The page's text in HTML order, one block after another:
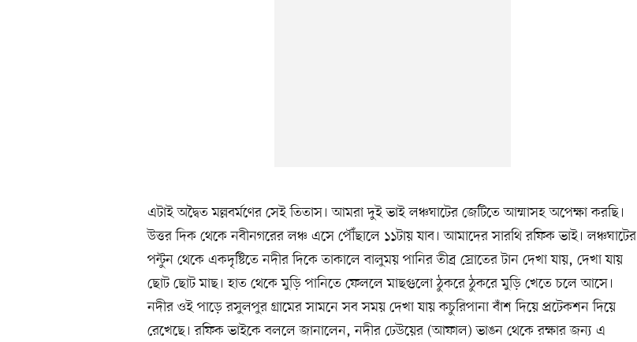
এটাই অদ্বৈত মল্লবর্মণের সেই তিতাস। আমরা দুই ভাই লঞ্চঘাটের জেটিতে আম্মাসহ অপেক্ষা করছি।
উত্তর দিক থেকে নবীনগরের লঞ্চ এসে পৌঁছালে ১১টায় যাব। আমাদের সারথি রফিক ভাই। লঞ্চঘাটের
পন্টুন থেকে একদৃষ্টিতে নদীর দিকে তাকালে বালুময় পানির তীব্র স্রোতের টান দেখা যায়, দেখা যায়
ছোট ছোট মাছ। হাত থেকে মুড়ি পানিতে ফেললে মাছগুলো ঠুকরে ঠুকরে মুড়ি খেতে চলে আসে।
নদীর ওই পাড়ে রসুলপুর গ্রামের সামনে সব সময় দেখা যায় কচুরিপানা বাঁশ দিয়ে প্রটেকশন দিয়ে
রেখেছে। রফিক ভাইকে বললে জানালেন, নদীর ঢেউয়ের (আফাল) ভাঙন থেকে রক্ষার জন্য এ